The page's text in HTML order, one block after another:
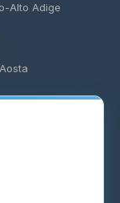
Alto Adige